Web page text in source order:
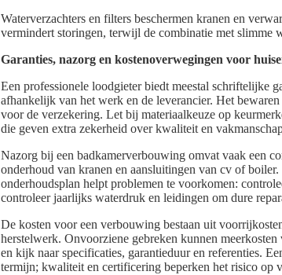
Waterverzachters en filters beschermen kranen en
vermindert storingen, terwijl de combinatie met slimme
Garanties, nazorg en kostenoverwegingen voor
Een professionele loodgieter biedt meestal schriftelijke
afhankelijk van het werk en de leverancier. Het
voor de verzekering. Let bij materiaalkeuze op
die geven extra zekerheid over kwaliteit en
Nazorg bij een badkamerverbouwing omvat vaak een
onderhoud van kranen en aansluitingen van cv of
onderhoudsplan helpt problemen te voorkomen:
controleer jaarlijks waterdruk en leidingen om dure
De kosten voor een verbouwing bestaan uit
herstelwerk. Onvoorziene gebreken kunnen
en kijk naar specificaties, garantieduur en referenties.
termijn; kwaliteit en certificering beperken het risico op